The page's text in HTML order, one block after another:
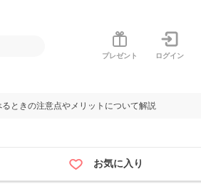
プレゼント ログイン
ときの注意点やメリットについて解説
お気に入り